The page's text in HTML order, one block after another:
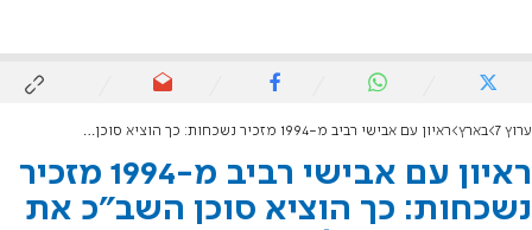
ערוץ 7 בארץ ראיון עם אבישי רביב מ-1994 מזכיר נשכחות: כך הוציא סוכן השב"כ את דיבת המתנחלים
ראיון עם אבישי רביב מ-1994 מזכיר
נשכחות: כך הוציא סוכן השב"כ את